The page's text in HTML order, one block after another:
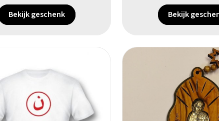
Bekijk geschenk Bekijk